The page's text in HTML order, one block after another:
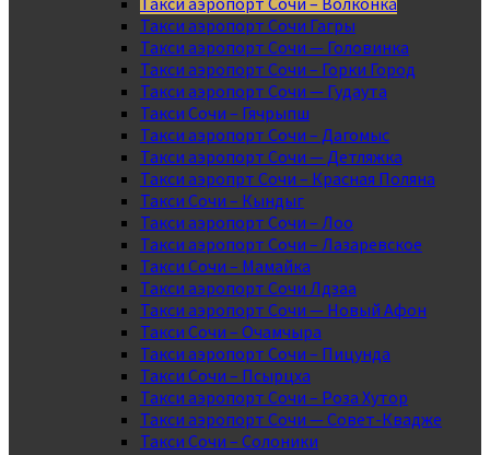
Такси аэропорт Сочи Гагры
Такси аэропорт Сочи — Головинка
Такси аэропорт Сочи – Горки Город
Такси аэропорт Сочи — Гудаута
Такси Сочи – Гячрыпш
Такси аэропорт Сочи – Дагомыс
Такси аэропорт Сочи — Детляжка
Такси аэропрт Сочи – Красная Поляна
Такси Сочи – Кындыг
Такси аэропорт Сочи – Лоо
Такси аэропорт Сочи – Лазаревское
Такси Сочи – Мамайка
Такси аэропорт Сочи Лдзаа
Такси аэропорт Сочи — Новый Афон
Такси Сочи – Очамчыра
Такси аэропорт Сочи – Пицунда
Такси Сочи – Псырцха
Такси аэропорт Сочи – Роза Хутор
Такси аэропорт Сочи — Совет-Квадже
Такси Сочи – Солоники